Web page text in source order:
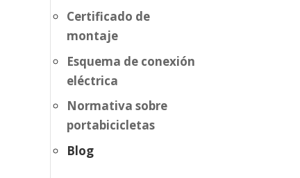
Certificado de
montaje
Esquema de conexión
eléctrica
Normativa sobre
portabicicletas
Blog